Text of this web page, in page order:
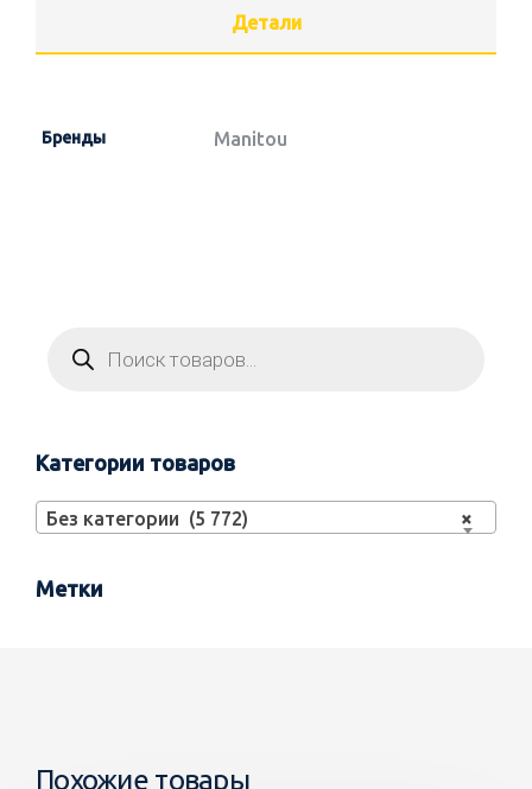
Детали
Бренды Manitou
Категории товаров
×
Без категории (5 772)
Метки
Похожие товары